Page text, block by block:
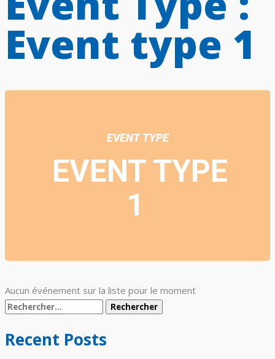
Event type 1
EVENT TYPE
EVENT TYPE
1
Aucun événement sur la liste pour le moment
Recent Posts